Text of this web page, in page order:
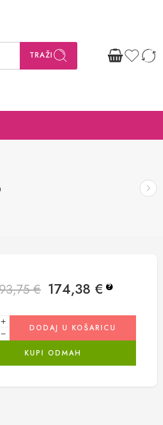
TRAŽI
€ 174,38€ ?
DODAJ U KOŠARICU
KUPI ODMAH